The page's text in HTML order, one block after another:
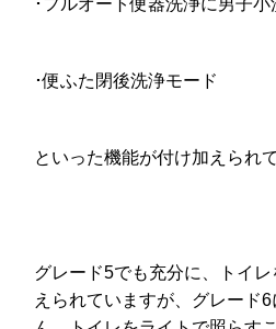
･フルオート便器洗浄に男子
･便ふた閉後洗浄モード
といった機能が付け加えられ
グレード5でも充分に、トイ
えられていますが、グレード